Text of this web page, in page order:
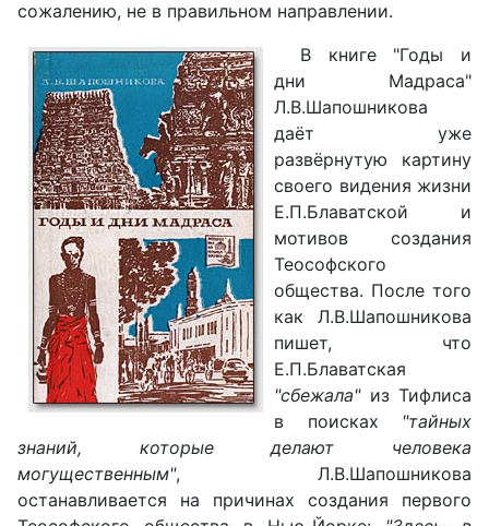
сожалению, не в правильном направлении.
В книге "Годы и
дни Мадраса"
Л.В.Шапошникова
даёт уже
развёрнутую картину
своего видения жизни
Е.П.Блаватской и
мотивов создания
Теософского
общества. После того
как Л.В.Шапошникова
пишет, что
Е.П.Блаватская
"сбежала"из Тифлиса
в поисках "тайных
знаний, которые делают человека
могущественным", Л.В.Шапошникова
останавливается на причинах создания первого